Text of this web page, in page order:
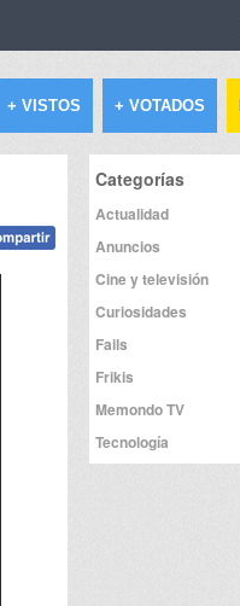
+ VISTOS + VOTADOS
Categorías
Actualidad
Anuncios
Cine y televisión
Curiosidades
Fails
Frikis
Memondo TV
Tecnología